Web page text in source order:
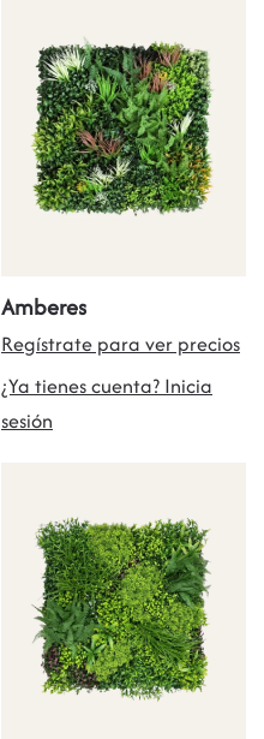
Amberes
Regístrate para ver precios
¿Ya tienes cuenta? Inicia
sesión